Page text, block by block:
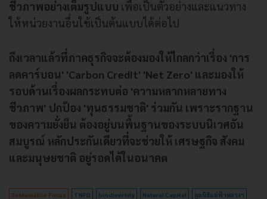
ชีวภาพอย่างเต็มรูปแบบ เพื่อเป็นตัวอย่างและแนวทาง
ให้หน่วยงานอื่นใช้เป็นต้นแบบได้ต่อไป
ถึงเวลาแล้วที่ภาคธุรกิจจะต้องมองให้ไกลกว่าเรื่อง 'การ
ลดคาร์บอน' 'Carbon Credit' 'Net Zero' และมองให้
รอบด้านเรื่องผลกระทบต่อ 'ความหลากหลายทาง
ชีวภาพ' ปกป้อง 'ทุนธรรมชาติ' ร่วมกัน เพราะรากฐาน
ของความยั่งยืน ต้องอยู่บนพื้นฐานของระบบนิเวศอัน
สมบูรณ์ หลักประกันเดียวที่จะช่วยให้ เศรษฐกิจ สังคม
และมนุษยชาติ อยู่รอดได้ในอนาคต
Sustainable Focus TNFD biodiversity Natural Capital มูลนิธิแม่ฟ้าหลวงฯ